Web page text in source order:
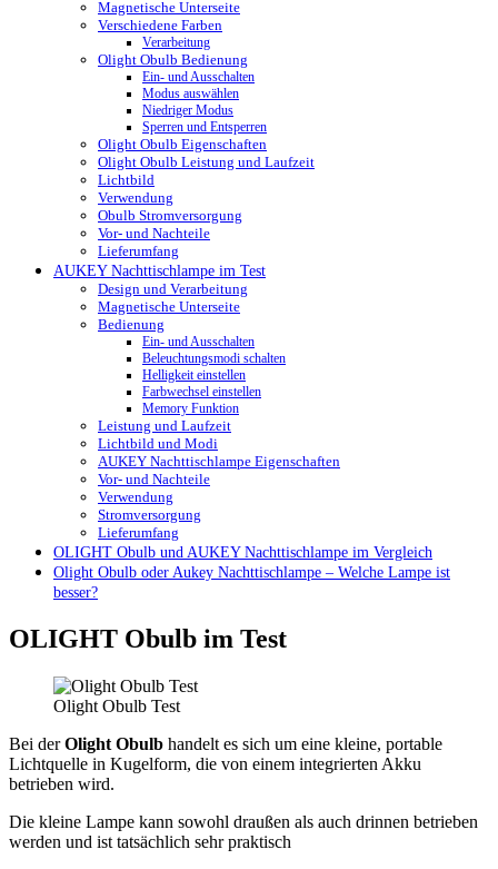
Magnetische Unterseite
Verschiedene Farben
Verarbeitung
Olight Obulb Bedienung
Ein- und Ausschalten
Modus auswählen
Niedriger Modus
Sperren und Entsperren
Olight Obulb Eigenschaften
Olight Obulb Leistung und Laufzeit
Lichtbild
Verwendung
Obulb Stromversorgung
Vor- und Nachteile
Lieferumfang
AUKEY Nachttischlampe im Test
Design und Verarbeitung
Magnetische Unterseite
Bedienung
Ein- und Ausschalten
Beleuchtungsmodi schalten
Helligkeit einstellen
Farbwechsel einstellen
Memory Funktion
Leistung und Laufzeit
Lichtbild und Modi
AUKEY Nachttischlampe Eigenschaften
Vor- und Nachteile
Verwendung
Stromversorgung
Lieferumfang
OLIGHT Obulb und AUKEY Nachttischlampe im Vergleich
Olight Obulb oder Aukey Nachttischlampe – Welche Lampe ist
besser?
OLIGHT Obulb im Test
Olight Obulb Test
Bei derOlight Obulb handelt es sich um eine kleine, portable
Lichtquelle in Kugelform, die von einem integrierten Akku
betrieben wird.
Die kleine Lampe kann sowohl draußen als auch drinnen betrieben
werden und ist tatsächlich sehr praktisch